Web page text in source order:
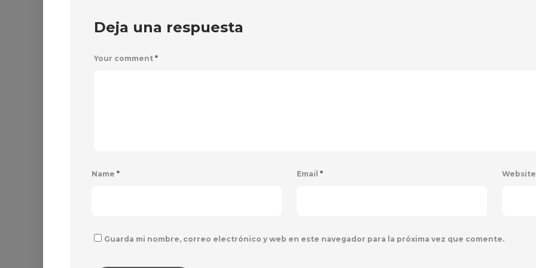
Deja una respuesta
Your comment *
Name * Email *
Guarda mi nombre, correo electrónico y web en este navegador para la próxima vez que comente.